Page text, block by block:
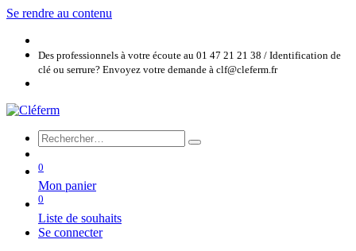
Se rendre au contenu
Des professionnels à votre écoute au 01 47 21 21 38 / Identification de
clé ou serrure? Envoyez votre demande à clf@cleferm.fr
0
Mon panier
0
Liste de souhaits
Se connecter